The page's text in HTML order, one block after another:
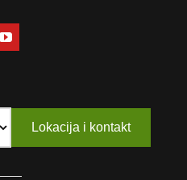
Lokacija i kontakt